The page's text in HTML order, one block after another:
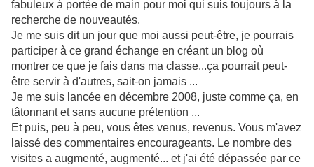
fabuleux à portée de main pour moi qui suis toujours à la
recherche de nouveautés.
Je me suis dit un jour que moi aussi peut-être, je pourrais
participer à ce grand échange en créant un blog où
montrer ce que je fais dans ma classe...ça pourrait peut-
être servir à d'autres, sait-on jamais ...
Je me suis lancée en décembre 2008, juste comme ça, en
tâtonnant et sans aucune prétention ...
Et puis, peu à peu, vous êtes venus, revenus. Vous m'avez
laissé des commentaires encourageants. Le nombre des
visites a augmenté, augmenté... et j'ai été dépassée par ce